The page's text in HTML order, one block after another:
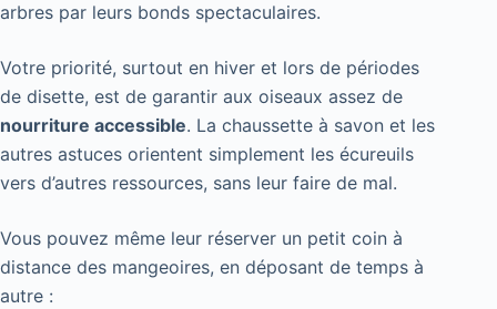
arbres par leurs bonds spectaculaires.
Votre priorité, surtout en hiver et lors de périodes
de disette, est de garantir aux oiseaux assez de
nourriture accessible. La chaussette à savon et les
autres astuces orientent simplement les écureuils
vers d’autres ressources, sans leur faire de mal.
Vous pouvez même leur réserver un petit coin à
distance des mangeoires, en déposant de temps à
autre :